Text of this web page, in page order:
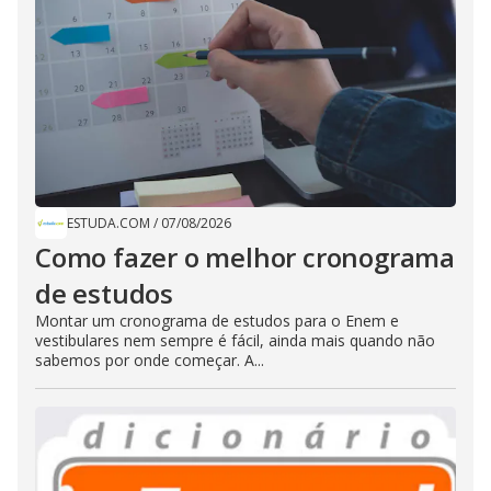
ESTUDA.COM / 07/08/2026
Como fazer o melhor cronograma
de estudos
Montar um cronograma de estudos para o Enem e
vestibulares nem sempre é fácil, ainda mais quando não
sabemos por onde começar. A...